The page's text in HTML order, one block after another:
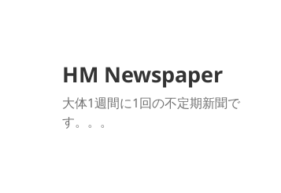
HM Newspaper
大体1週間に1回の不定期新聞で
す。。。